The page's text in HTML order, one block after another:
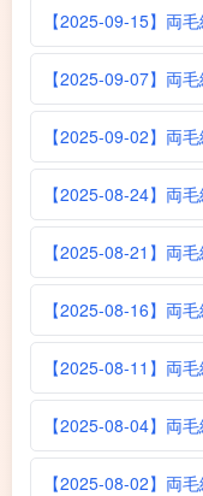
【2025-09-15】両
【2025-09-07】両
【2025-09-02】両
【2025-08-24】両
【2025-08-21】両
【2025-08-16】両
【2025-08-11】両
【2025-08-04】両
【2025-08-02】両